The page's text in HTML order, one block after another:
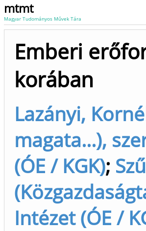
mtmt
Magyar Tudományos Művek Tára
Emberi
korában
Lazányi,
magata...),
(ÓE / KGK);
Intézet (ÓE /